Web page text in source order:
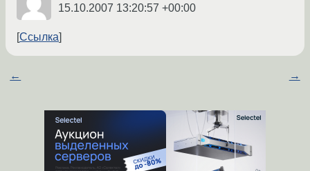
15.10.2007 13:20:57 +00:00
Ссылка
← →